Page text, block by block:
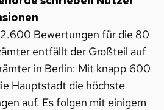
Bewertungen für die 80
entfällt der Großteil auf
in Berlin: Mit knapp 600
Hauptstadt die höchste
auf. Es folgen mit einigem